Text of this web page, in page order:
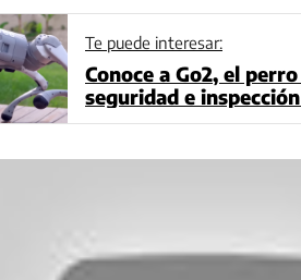
Te puede interesar:
Conoce a Go2, el
seguridad e